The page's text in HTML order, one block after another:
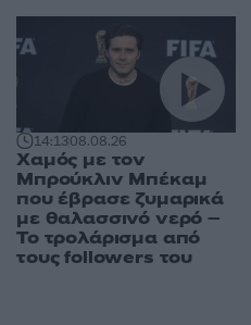
14:1308.08.26
Χαμός με τον
Μπρούκλιν Μπέκαμ
που έβρασε ζυμαρικά
με θαλασσινό νερό –
Το τρολάρισμα από
τους followers του